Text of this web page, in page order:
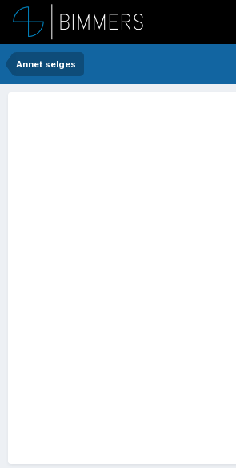
Annet selges